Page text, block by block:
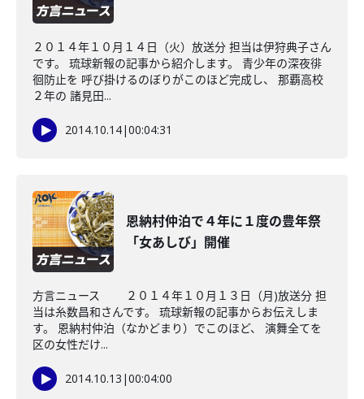
２０１４年１０月１４日（火）放送分 担当は伊狩典子さん
です。 琉球新報の記事から紹介します。 青少年の深夜徘
徊防止を 呼び掛けるのぼりがこのほど完成し、 那覇高校
２年の 諸見田...
2014.10.14|00:04:31
恩納村仲泊で４年に１度の豊年祭
「女あしび」開催
方言ニュース ２０１４年１０月１３日（月)放送分 担
当は糸数昌和さんです。 琉球新報の記事からお伝えしま
す。 恩納村仲泊（なかどまり）でこのほど、 演舞全てを
区の女性だけ...
2014.10.13 |00:04:00